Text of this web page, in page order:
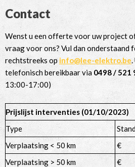
Contact
Wenst u een offerte voor uw project
vraag voor ons? Vul dan onderstaand
rechtstreeks opinfo@lee-elektro.be.
telefonisch bereikbaar via 0498 / 521
13:00-17:00)
Prijslijst interventies (01/10/2023)
Type
Verplaatsing < 50 km
€
Verplaatsing > 50 km
€